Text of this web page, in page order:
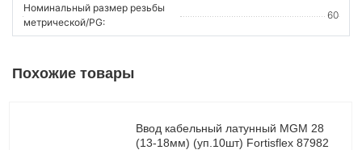
Номинальный размер резьбы
метрической/PG:
60
Похожие товары
Ввод кабельный латунный MGM 28
(13-18мм) (уп.10шт) Fortisflex 87982